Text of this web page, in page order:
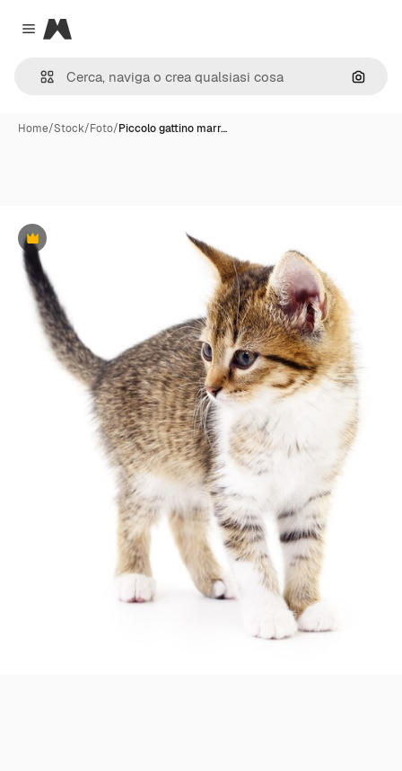
Close menu
Magnific
Cerca
Home/Stock/Foto/Piccolo gattino marr…
Premium